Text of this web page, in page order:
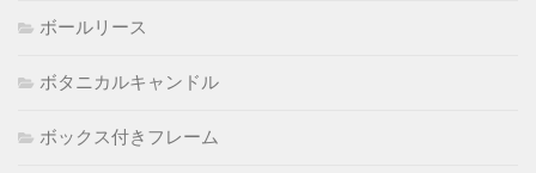
ボールリース
ボタニカルキャンドル
ボックス付きフレーム